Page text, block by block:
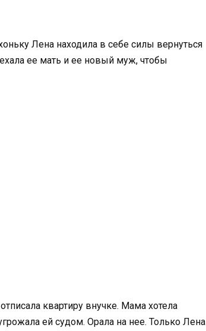
Лена находила в себе силы вернуться
ее мать и ее новый муж, чтобы
квартиру внучке. Мама хотела
ей судом. Орала на нее. Только Лена